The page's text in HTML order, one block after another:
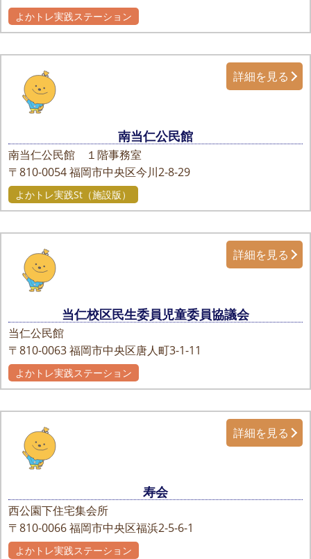
よかトレ実践ステーション
南当仁公民館
南当仁公民館 １階事務室
〒810-0054福岡市中央区今川2-8-29
詳細を見る
よかトレ実践St（施設版）
当仁校区民生委員児童委員協議会
当仁公民館
〒810-0063福岡市中央区唐人町3-1-11
詳細を見る
よかトレ実践ステーション
寿会
西公園下住宅集会所
〒810-0066福岡市中央区福浜2-5-6-1
詳細を見る
よかトレ実践ステーション